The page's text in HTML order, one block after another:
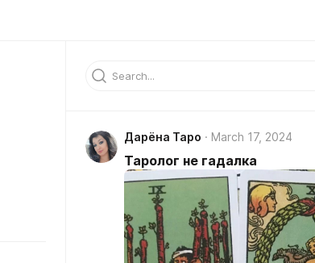
Дарёна Таро March 17, 2024
Таролог не гадалка